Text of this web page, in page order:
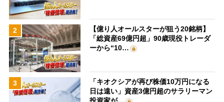
2
【億り人オールスターが狙う20銘柄】
「総資産69億円超」90歳現役トレーダ
ーから“10…
3
「キオクシアが再び株価10万円になる
日は遠い」資産3億円超のサラリーマン
投資家が…